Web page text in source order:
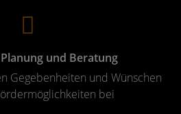
und Beratung
Gegebenheiten und Wünschen
bei